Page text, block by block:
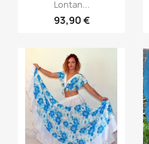
Lontan...
93,90 €